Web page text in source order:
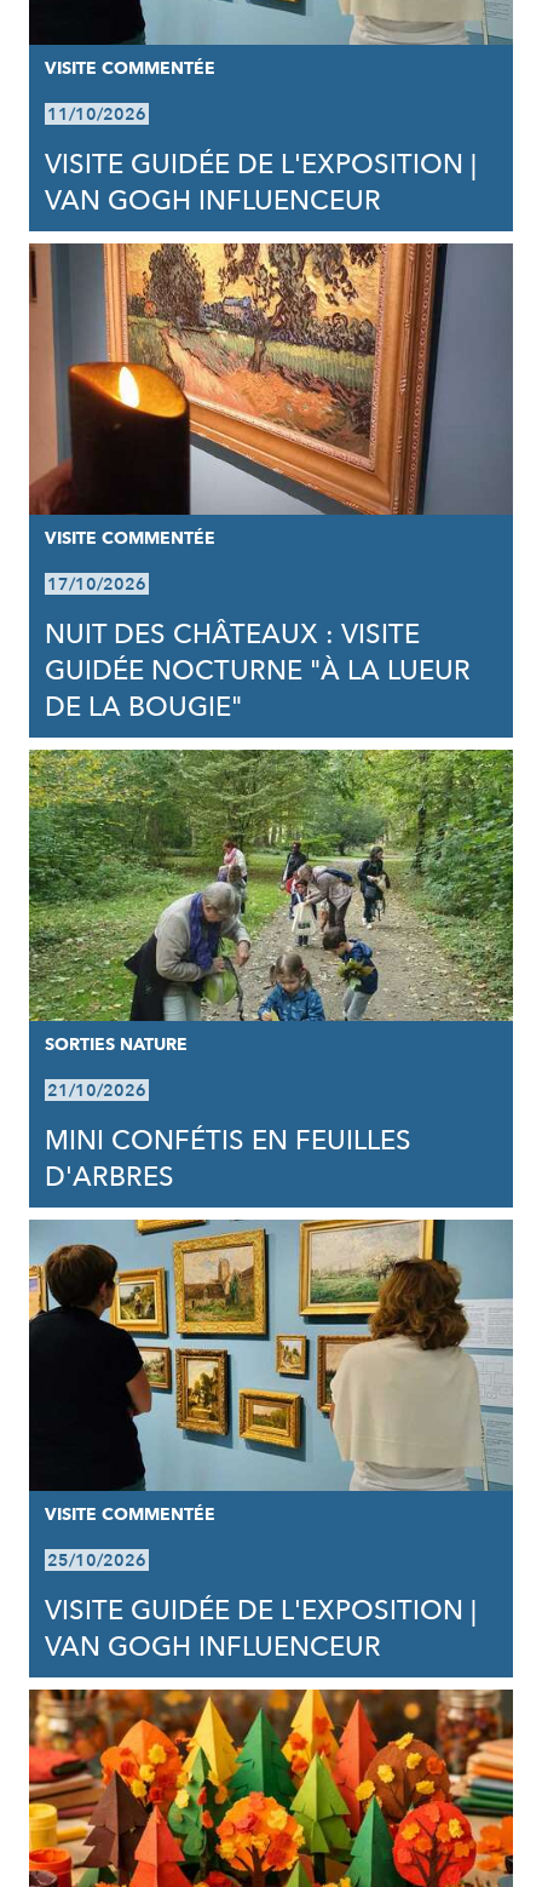
VISITE COMMENTÉE
11/10/2026
VISITE GUIDÉE DE L'EXPOSITION |
VAN GOGH INFLUENCEUR
VISITE COMMENTÉE
17/10/2026
NUIT DES CHÂTEAUX : VISITE
GUIDÉE NOCTURNE "À LA LUEUR
DE LA BOUGIE"
SORTIES NATURE
21/10/2026
MINI CONFÉTIS EN FEUILLES
D'ARBRES
VISITE COMMENTÉE
25/10/2026
VISITE GUIDÉE DE L'EXPOSITION |
VAN GOGH INFLUENCEUR